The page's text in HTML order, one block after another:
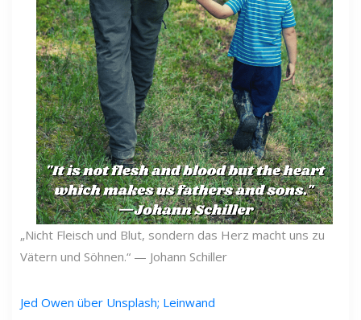
„Nicht Fleisch und Blut, sondern das Herz macht uns zu
Vätern und Söhnen.“ — Johann Schiller
Jed Owen über Unsplash; Leinwand